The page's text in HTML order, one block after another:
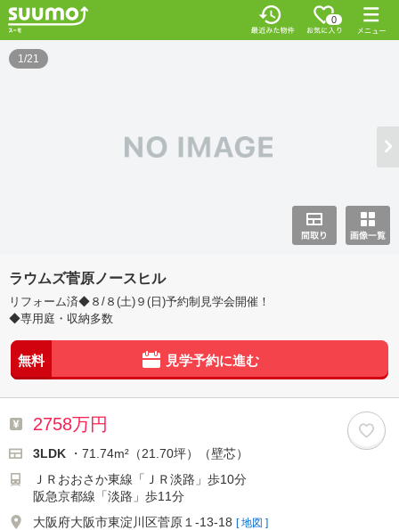
0
1/21
ラウムズ菅原ノースヒル
リフォーム済◆８/８(土)９(日)予約制見学会開催！
◆専用庭・収納多数
無料 見学予約に進む
2758万円
3LDK
・71.74m²（21.70坪）（壁芯）
ＪＲおおさか東線「ＪＲ淡路」歩10分
阪急京都線「淡路」歩11分
大阪府大阪市東淀川区菅原１-13-18 [ 地図 ]